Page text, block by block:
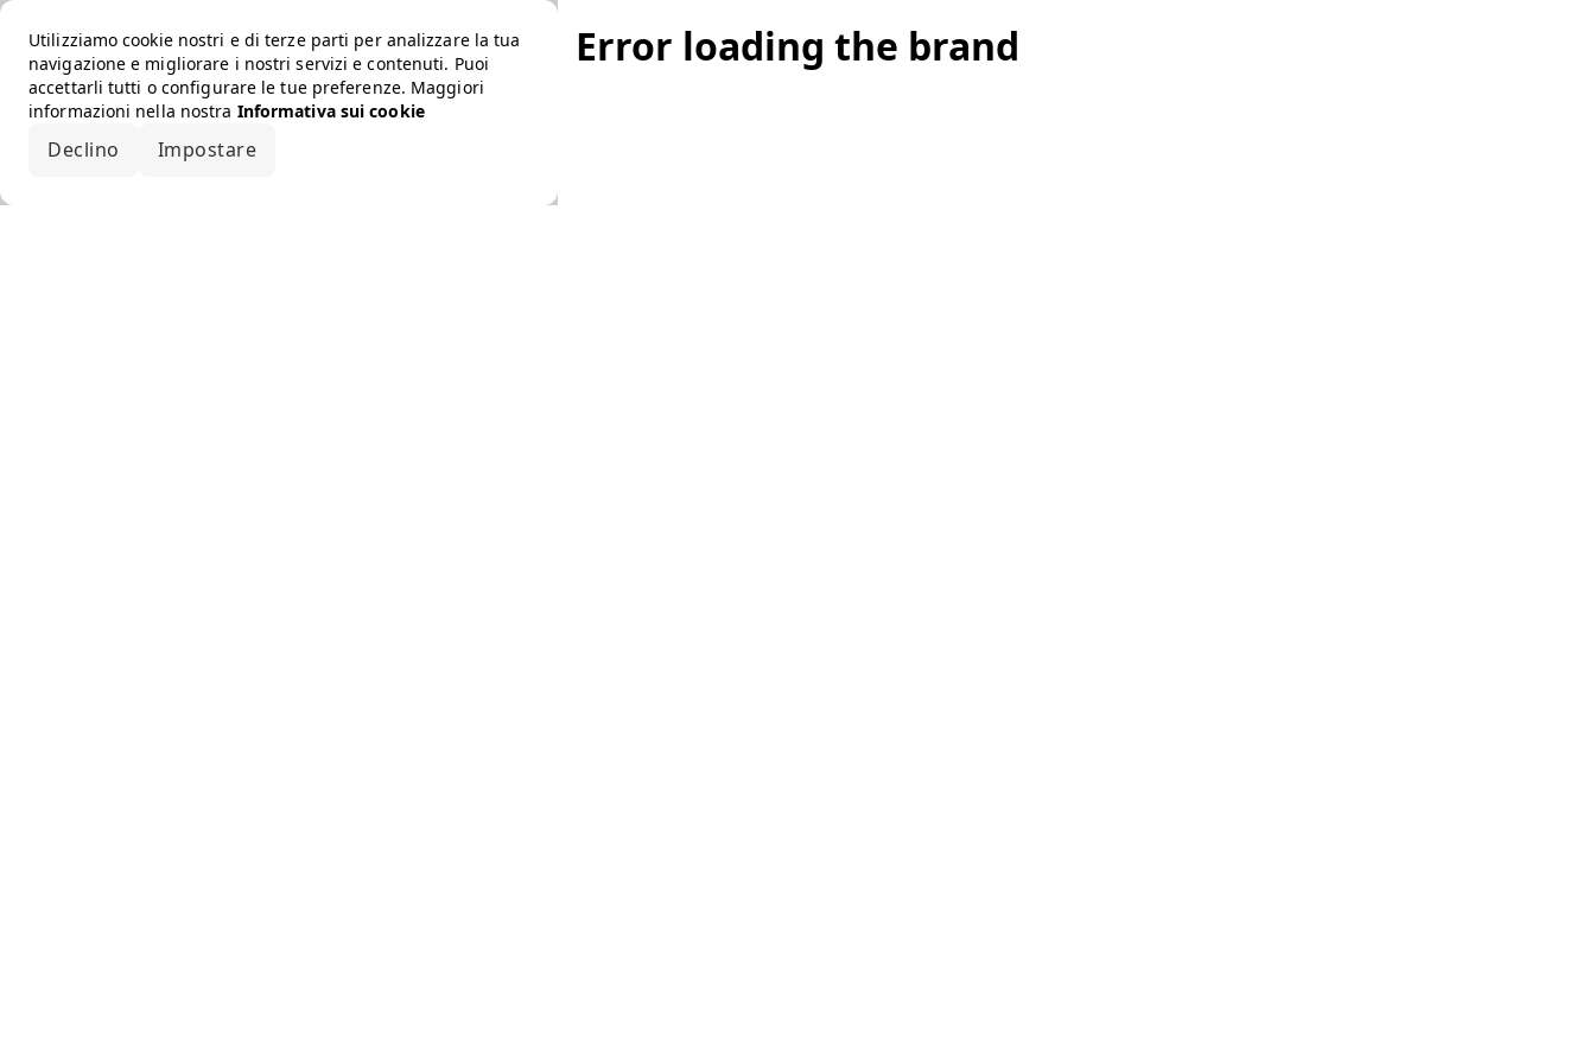
Utilizziamo cookie nostri e di terze parti per analizzare la tua
navigazione e migliorare i nostri servizi e contenuti. Puoi
accettarli tutti o configurare le tue preferenze. Maggiori
informazioni nella nostra Informativa sui cookie
Declino Impostare
Error loading the brand